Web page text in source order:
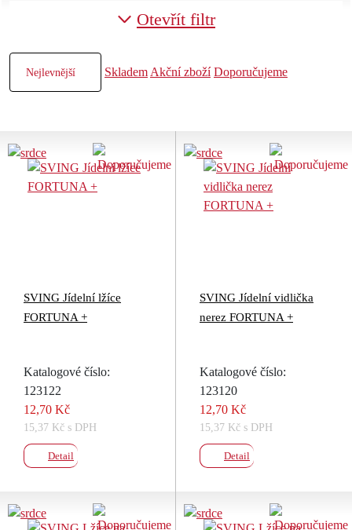
Otevřít filtr
Skladem Akční zboží Doporučujeme
SVING Jídelní lžíce
FORTUNA +
Katalogové číslo:
123122
12,70 Kč
15,37 Kč s DPH
Detail
SVING Jídelní vidlička
nerez FORTUNA +
Katalogové číslo:
123120
12,70 Kč
15,37 Kč s DPH
Detail